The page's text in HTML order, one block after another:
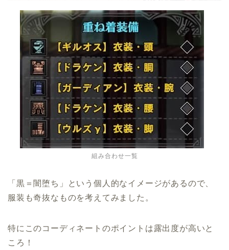
組み合わせ一覧
「黒＝闇堕ち」という個人的なイメージがあるので、
服装も奇抜なものを考えてみました。
特にこのコーディネートのポイントは露出度が高いと
ころ！